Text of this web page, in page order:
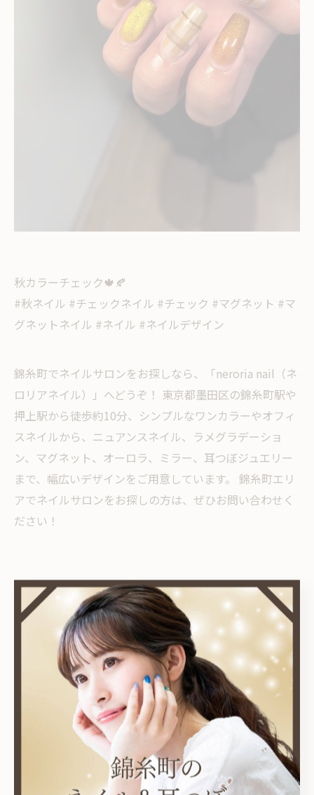
秋カラーチェック🍁🍂
#秋ネイル #チェックネイル #チェック #マグネット #マ
グネットネイル #ネイル #ネイルデザイン
錦糸町でネイルサロンをお探しなら、「neroria nail（ネ
ロリアネイル）」へどうぞ！ 東京都墨田区の錦糸町駅や
押上駅から徒歩約10分、シンプルなワンカラーやオフィ
スネイルから、ニュアンスネイル、ラメグラデーショ
ン、マグネット、オーロラ、ミラー、耳つぼジュエリー
まで、幅広いデザインをご用意しています。 錦糸町エリ
アでネイルサロンをお探しの方は、ぜひお問い合わせく
ださい！
< 前のページ 一覧に戻る 次のページ >
関連タグ
#マグネット
カテゴリー Categories